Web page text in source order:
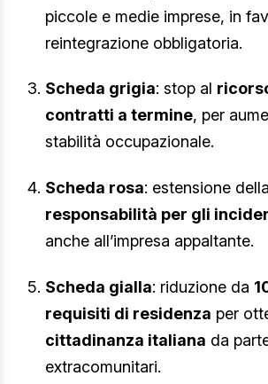
piccole e medie imprese, in
reintegrazione obbligatoria.
Scheda grigia: stop al
contratti a termine, per
stabilità occupazionale.
Scheda rosa: estensione della
responsabilità per gli
anche all’impresa appaltante.
Scheda gialla: riduzione da
requisiti di residenza per
cittadinanza italiana da
extracomunitari.